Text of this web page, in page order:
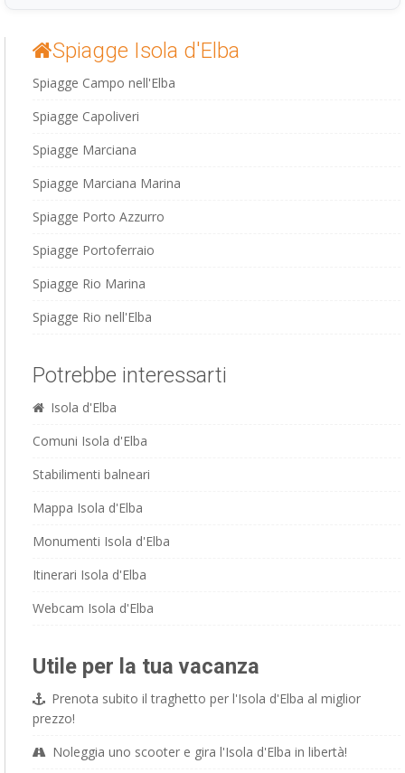
Spiagge Isola d'Elba
Spiagge Campo nell'Elba
Spiagge Capoliveri
Spiagge Marciana
Spiagge Marciana Marina
Spiagge Porto Azzurro
Spiagge Portoferraio
Spiagge Rio Marina
Spiagge Rio nell'Elba
Potrebbe interessarti
Isola d'Elba
Comuni Isola d'Elba
Stabilimenti balneari
Mappa Isola d'Elba
Monumenti Isola d'Elba
Itinerari Isola d'Elba
Webcam Isola d'Elba
Utile per la tua vacanza
Prenota subito il traghetto per l'Isola d'Elba al miglior
prezzo!
Noleggia uno scooter e gira l'Isola d'Elba in libertà!